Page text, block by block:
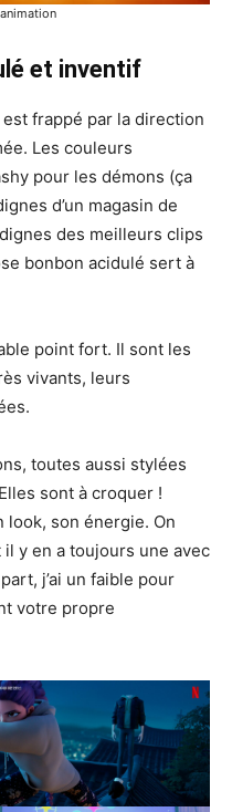
et inventif
frappé par la direction
Les couleurs
pour les démons (ça
d’un magasin de
des meilleurs clips
bonbon acidulé sert à
point fort. Il sont les
vivants, leurs
toutes aussi stylées
sont à croquer !
look, son énergie. On
il y en a toujours une avec
j’ai un faible pour
votre propre